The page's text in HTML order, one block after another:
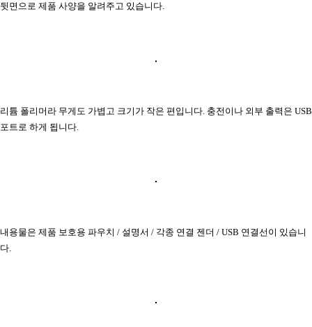
뒷면으로 제품 사양을 알려주고 있습니다.
리튬 폴리머라 무게도 가볍고 크기가 작은 편입니다. 충전이나 외부 출력은 USB
포트로 하게 됩니다.
내용물은 제품 보호용 파우치 / 설명서 / 각종 연결 젠더 / USB 연결선이 있습니
다.